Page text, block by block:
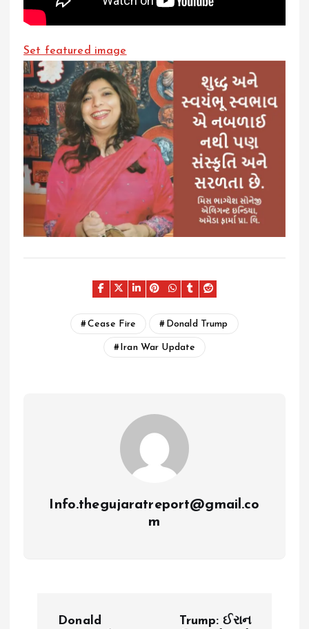
Set featured image
Cease Fire Donald Trump
Iran War Update
Info.thegujaratreport@gmail.co
m
Donald
Trump: ઈરાન